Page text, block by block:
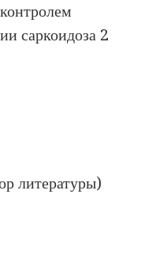
саркоидоза 2
литературы)